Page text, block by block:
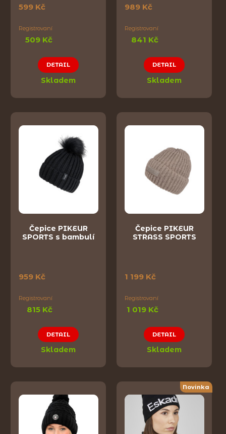
599 Kč
Registrovaní
509 Kč
DETAIL
Skladem
989 Kč
Registrovaní
841 Kč
DETAIL
Skladem
Čepice PIKEUR
SPORTS s bambulí
959 Kč
Registrovaní
815 Kč
DETAIL
Skladem
Čepice PIKEUR
STRASS SPORTS
1 199 Kč
Registrovaní
1 019 Kč
DETAIL
Skladem
Novinka